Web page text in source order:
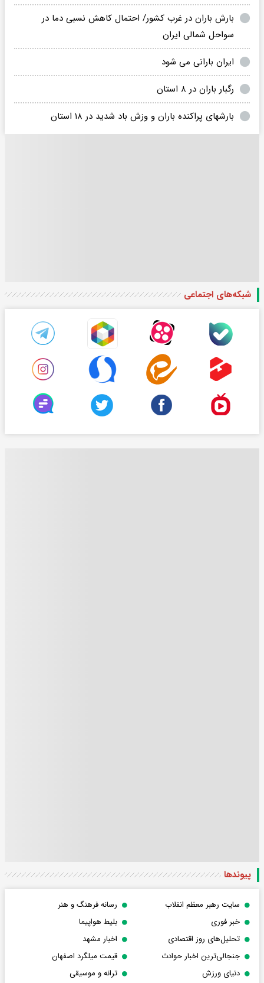
بارش باران در غرب کشور/ احتمال کاهش نسبی دما در
سواحل شمالی ایران
ایران بارانی می شود
رگبار باران در ۸ استان
بارشهای پراکنده باران و وزش باد شدید در ۱۸ استان
شبکه‌های اجتماعی
پیوندها
سایت رهبر معظم انقلاب
رسانه فرهنگ و هنر
خبر فوری
بلیط هواپیما
تحلیل‌های روز اقتصادی
اخبار مشهد
جنجالی‌ترین اخبار حوادث
قیمت میلگرد اصفهان
دنیای ورزش
ترانه و موسیقی